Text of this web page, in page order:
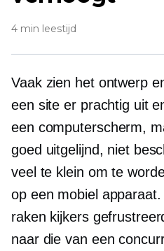
4 min leestijd
Vaak zien het ontwerp
een site er prachtig uit
een computerscherm,
goed uitgelijnd, niet
veel te klein om te
op een mobiel
raken kijkers
naar die van een